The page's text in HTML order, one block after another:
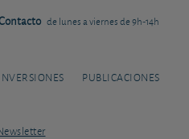
de lunes a viernes de 9h-14h
PUBLICACIONES